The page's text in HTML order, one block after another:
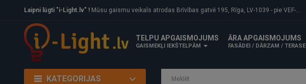
Laipni lūgti "i-Light.lv" ! Mūsu gaismu veikals atrodas Brīvības gatvē 195, Rīga, LV-1039 - pie VEF-Gaisa tilta.
TELPU APGAISMOJUMS
GAISMEKĻI IEKŠTELPĀM
ĀRA APGAISMOJUMS
FASĀDEI / DĀRZAM / TERASEI
KATEGORIJAS